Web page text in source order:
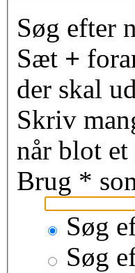
Søg efter
Sæt +
der skal
Skriv
når blot
Brug *
Søg
Søg